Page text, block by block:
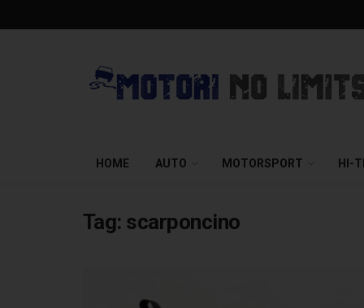
HOME AUTO MOTORSPORT HI-
Tag: scarponcino